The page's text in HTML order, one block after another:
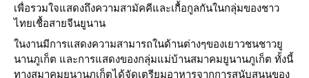
เพื่อรวมใจแสดงถึงความสามัคคีและเกื้อกูลกันในกลุ่มของชาว
ไทยเชื้อสายจีนยูนาน
ในงานมีการแสดงความสามารถในด้านต่างๆของเยาวชนชาวยู
นานภูเก็ต และการแสดงของกลุ่มแม่บ้านสมาคมยูนานภูเก็ต ทั้งนี้
ทางสมาคมยูนานภูเก็ตได้จัดเตรียมอาหารจากการสนับสนุนของ